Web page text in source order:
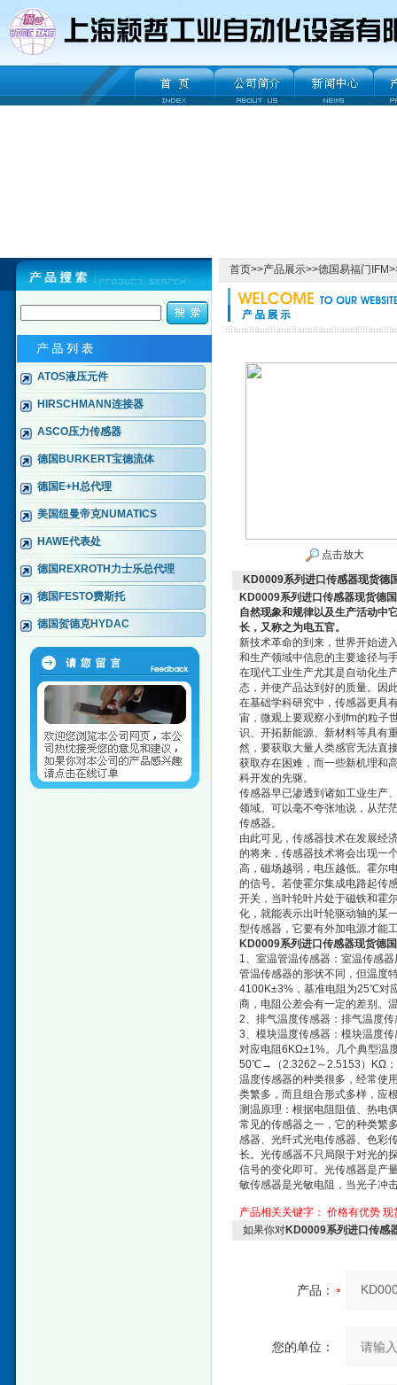
ATOS液压元件
HIRSCHMANN连接器
ASCO压力传感器
德国BURKERT宝德流体
德国E+H总代理
美国纽曼帝克NUMATICS
HAWE代表处
德国REXROTH力士乐总代理
德国FESTO费斯托
德国贺德克HYDAC
首页>>产品展示>>德国易福门IFM
点击放大
KD0009系列进口传感器现货德
KD0009系列进口传感器现货德
自然现象和规律以及生产活动中
长，又称之为电五官。
新技术革命的到来，世界开始进
和生产领域中信息的主要途径与
在现代工业生产尤其是自动化生
态，并使产品达到好的质量。因
在基础学科研究中，传感器更具
宙，微观上要观察小到fm的粒子
识、开拓新能源、新材料等具有
然，要获取大量人类感官无法直
获取存在困难，而一些新机理和
科开发的先驱。
传感器早已渗透到诸如工业生产
领域。可以毫不夸张地说，从茫
传感器。
由此可见，传感器技术在发展经
的将来，传感器技术将会出现一
高，磁场越弱，电压越低。霍尔
的信号。若使霍尔集成电路起传
开关，当叶轮叶片处于磁铁和霍
化，就能表示出叶轮驱动轴的某
型传感器，它要有外加电源才能
KD0009系列进口传感器现货德
1、室温管温传感器：室温传感
管温传感器的形状不同，但温度
4100K±3%，基准电阻为25℃对
商，电阻公差会有一定的差别。
2、排气温度传感器：排气温度
3、模块温度传感器：模块温度
对应电阻6KΩ±1%。几个典型
50℃→（2.3262～2.5153）KΩ
温度传感器的种类很多，经常使
类繁多，而且组合形式多样，应
测温原理：根据电阻阻值、热电
常见的传感器之一，它的种类繁
感器、光纤式光电传感器、色彩
长。光传感器不只局限于对光的
信号的变化即可。光传感器是产
敏传感器是光敏电阻，当光子冲
产品相关关键字： 价格有优势 现
如果你对KD0009系列进口传感
产品：
您的单位：